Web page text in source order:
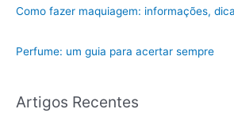
Como fazer maquiagem: informações,
Perfume: um guia para acertar sempre
Artigos Recentes